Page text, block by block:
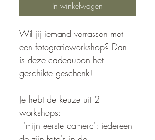
In winkelwagen
Wil jij iemand verrassen met
een fotografieworkshop? Dan
is deze cadeaubon het
geschikte geschenk!
Je hebt de keuze uit 2
workshops:
- 'mijn eerste camera': iedereen